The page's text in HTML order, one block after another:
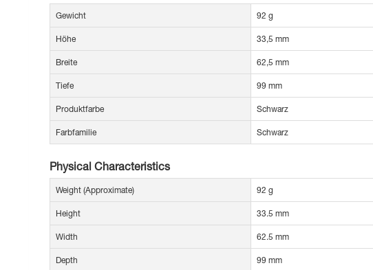
Gewicht 92 g
Höhe 33,5 mm
Breite 62,5 mm
Tiefe 99 mm
Produktfarbe Schwarz
Farbfamilie Schwarz
Physical Characteristics
Weight (Approximate) 92 g
Height 33.5 mm
Width 62.5 mm
Depth 99 mm